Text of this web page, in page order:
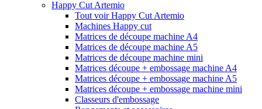
Happy Cut Artemio
Tout voir Happy Cut Artemio
Machines Happy cut
Matrices de découpe machine A4
Matrices de découpe machine A5
Matrices de découpe machine mini
Matrices découpe + embossage machine A4
Matrices découpe + embossage machine A5
Matrices découpe + embossage machine mini
Classeurs d'embossage